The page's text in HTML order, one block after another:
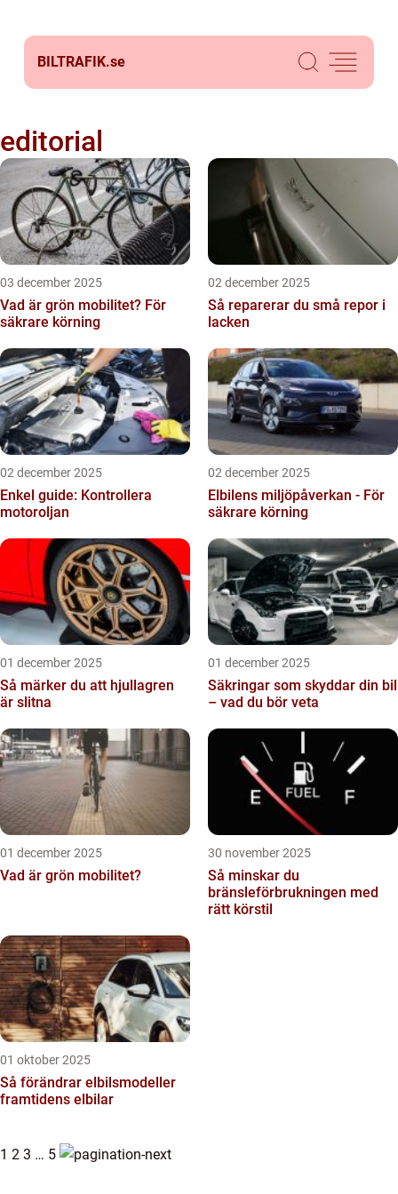
BILTRAFIK.se
editorial
03 december 2025
Vad är grön mobilitet? För
säkrare körning
02 december 2025
Så reparerar du små repor i
lacken
02 december 2025
Enkel guide: Kontrollera
motoroljan
02 december 2025
Elbilens miljöpåverkan - För
säkrare körning
01 december 2025
Så märker du att hjullagren
är slitna
01 december 2025
Säkringar som skyddar din bil
– vad du bör veta
01 december 2025
Vad är grön mobilitet?
30 november 2025
Så minskar du
bränsleförbrukningen med
rätt körstil
01 oktober 2025
Så förändrar elbilsmodeller
framtidens elbilar
1 2 3 … 5